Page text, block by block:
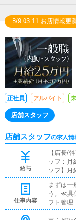
8/9 03:11 お店情報更
正社員 アルバイト
店舗スタッフ
店舗スタッフの求人情
給与
【店長/
ッフ：月
ッフ】月
収1,000
日 25万
万円／
支給され
仕事内容
まずは一
う。≪具
フト管理
ル集客